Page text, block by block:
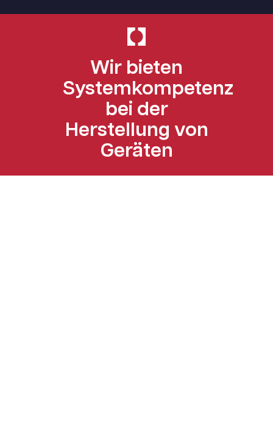
Wir bieten
Systemkompetenz
bei der
Herstellung von
Geräten